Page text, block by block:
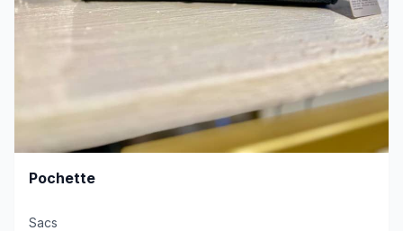
Pochette
Sacs